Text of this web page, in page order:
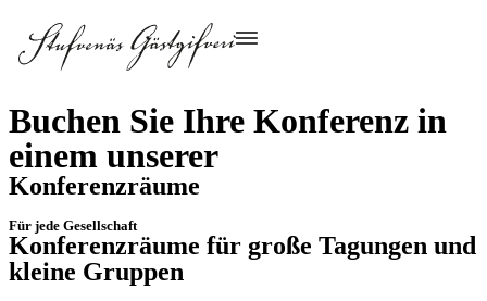
Buchen Sie Ihre Konferenz in
einem unserer
Konferenzräume
Für jede Gesellschaft
Konferenzräume für große Tagungen und
kleine Gruppen